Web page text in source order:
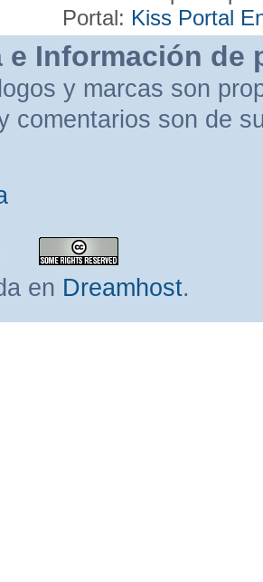
Portal: Kiss Portal
e Información de
y marcas son
comentarios son de
en Dreamhost.